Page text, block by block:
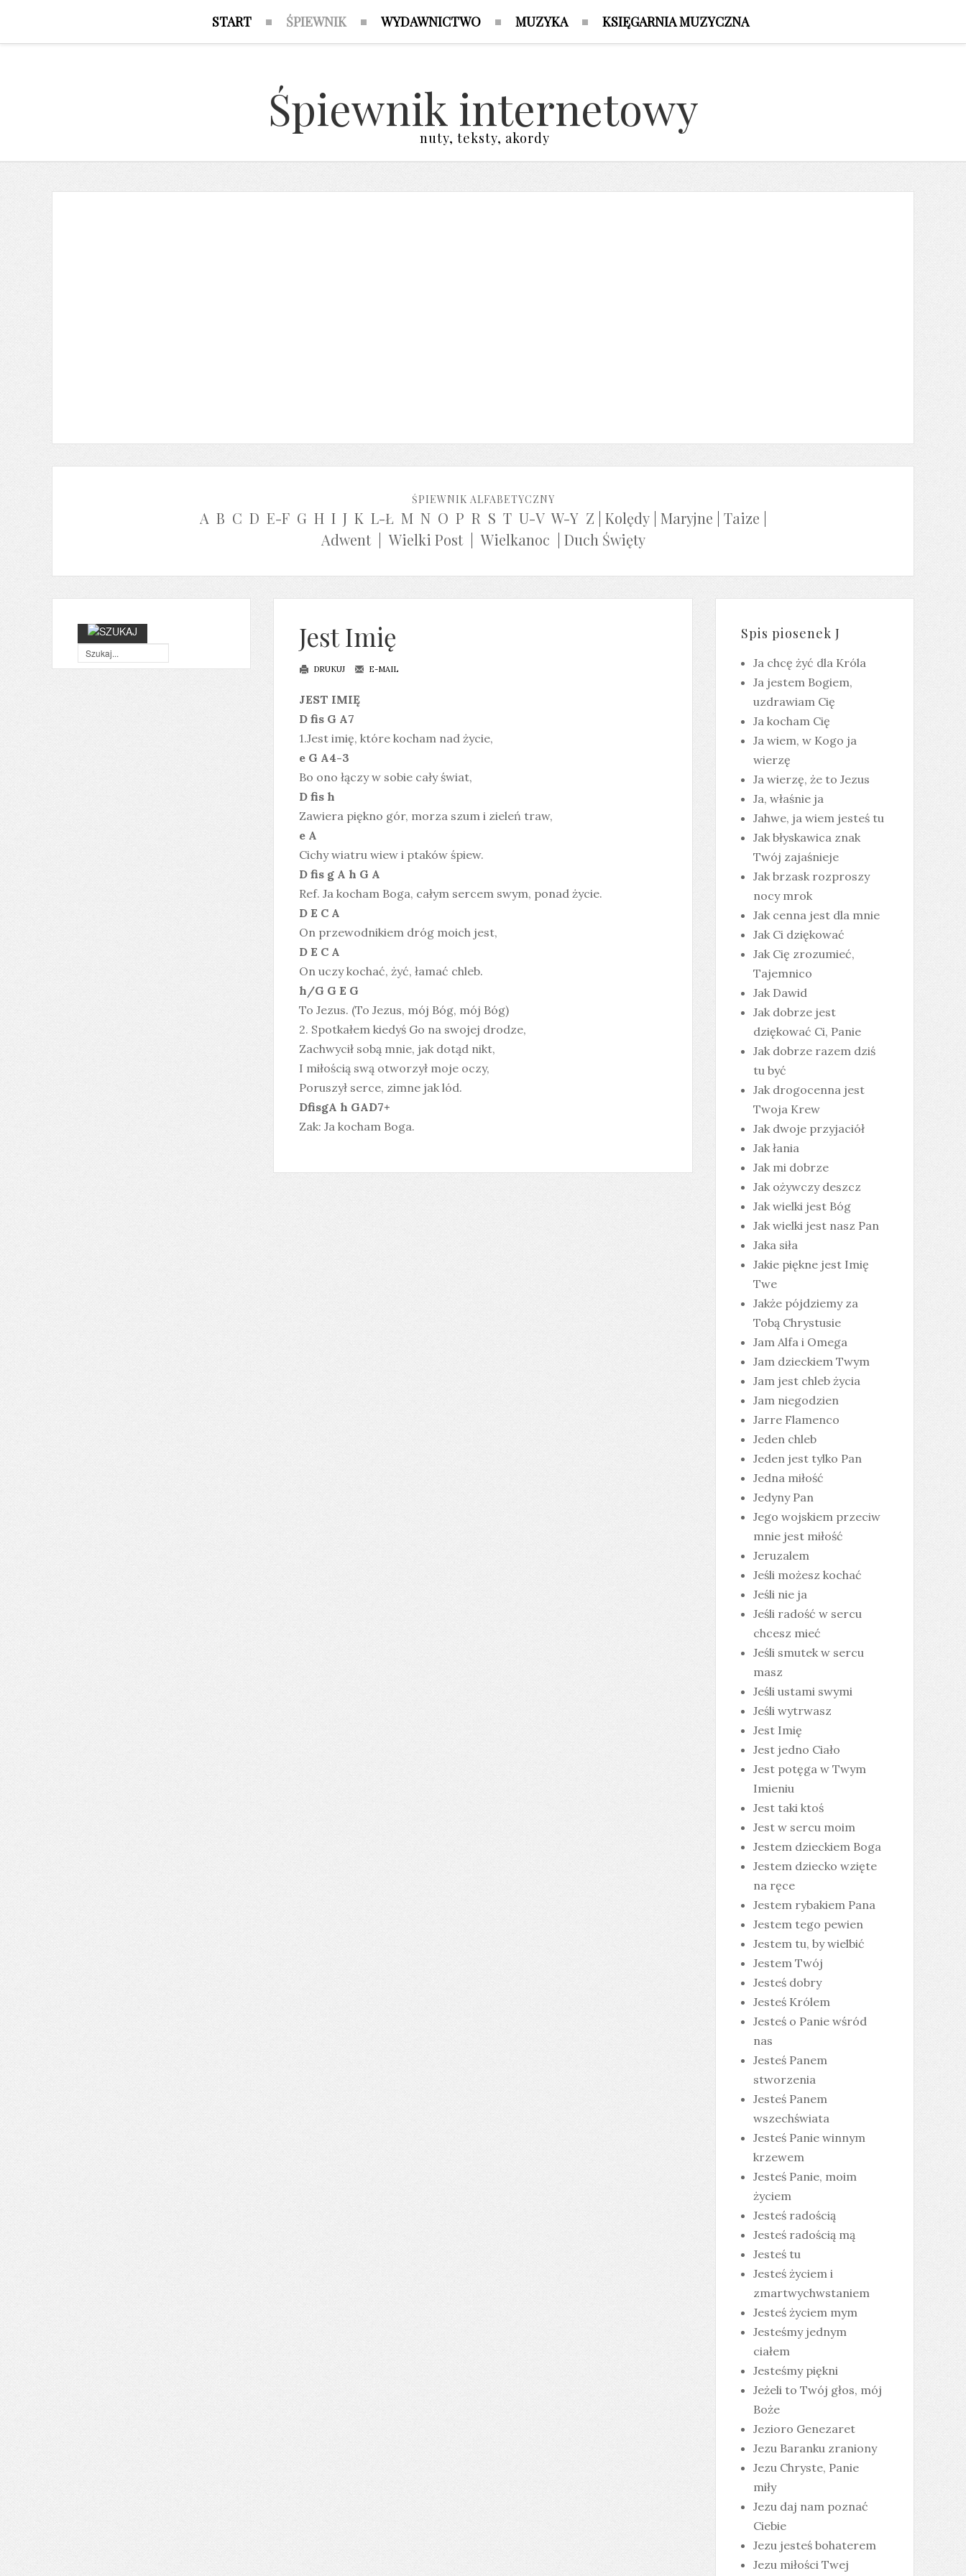
START ŚPIEWNIK WYDAWNICTWO MUZYKA KSIĘGARNIA MUZYCZNA
Śpiewnik internetowy
nuty, teksty, akordy
ŚPIEWNIK ALFABETYCZNY
A B C D E-F G H I J K L-Ł M N O P R S T U-V W-Y Z Kolędy| Maryjne Taize
Adwent| Wielki Post| Wielkanoc Duch Święty
Jest Imię
DRUKUJ E-MAIL
JEST IMIĘ
D fis G A7
1.Jest imię, które kocham nad życie,
e G A4-3
Bo ono łączy w sobie cały świat,
D fis h
Zawiera piękno gór, morza szum i zieleń traw,
e A
Cichy wiatru wiew i ptaków śpiew.
D fis g A h G A
Ref. Ja kocham Boga, całym sercem swym, ponad życie.
D E C A
On przewodnikiem dróg moich jest,
D E C A
On uczy kochać, żyć, łamać chleb.
h/G G E G
To Jezus. (To Jezus, mój Bóg, mój Bóg)
2. Spotkałem kiedyś Go na swojej drodze,
Zachwycił sobą mnie, jak dotąd nikt,
I miłością swą otworzył moje oczy,
Poruszył serce, zimne jak lód.
DfisgA h GAD7+
Zak: Ja kocham Boga.
Spis piosenek J
Ja chcę żyć dla Króla
Ja jestem Bogiem,
uzdrawiam Cię
Ja kocham Cię
Ja wiem, w Kogo ja
wierzę
Ja wierzę, że to Jezus
Ja, właśnie ja
Jahwe, ja wiem jesteś tu
Jak błyskawica znak
Twój zajaśnieje
Jak brzask rozproszy
nocy mrok
Jak cenna jest dla mnie
Jak Ci dziękować
Jak Cię zrozumieć,
Tajemnico
Jak Dawid
Jak dobrze jest
dziękować Ci, Panie
Jak dobrze razem dziś
tu być
Jak drogocenna jest
Twoja Krew
Jak dwoje przyjaciół
Jak łania
Jak mi dobrze
Jak ożywczy deszcz
Jak wielki jest Bóg
Jak wielki jest nasz Pan
Jaka siła
Jakie piękne jest Imię
Twe
Jakże pójdziemy za
Tobą Chrystusie
Jam Alfa i Omega
Jam dzieckiem Twym
Jam jest chleb życia
Jam niegodzien
Jarre Flamenco
Jeden chleb
Jeden jest tylko Pan
Jedna miłość
Jedyny Pan
Jego wojskiem przeciw
mnie jest miłość
Jeruzalem
Jeśli możesz kochać
Jeśli nie ja
Jeśli radość w sercu
chcesz mieć
Jeśli smutek w sercu
masz
Jeśli ustami swymi
Jeśli wytrwasz
Jest Imię
Jest jedno Ciało
Jest potęga w Twym
Imieniu
Jest taki ktoś
Jest w sercu moim
Jestem dzieckiem Boga
Jestem dziecko wzięte
na ręce
Jestem rybakiem Pana
Jestem tego pewien
Jestem tu, by wielbić
Jestem Twój
Jesteś dobry
Jesteś Królem
Jesteś o Panie wśród
nas
Jesteś Panem
stworzenia
Jesteś Panem
wszechświata
Jesteś Panie winnym
krzewem
Jesteś Panie, moim
życiem
Jesteś radością
Jesteś radością mą
Jesteś tu
Jesteś życiem i
zmartwychwstaniem
Jesteś życiem mym
Jesteśmy jednym
ciałem
Jesteśmy piękni
Jeżeli to Twój głos, mój
Boże
Jezioro Genezaret
Jezu Baranku zraniony
Jezu Chryste, Panie
miły
Jezu daj nam poznać
Ciebie
Jezu jesteś bohaterem
Jezu miłości Twej